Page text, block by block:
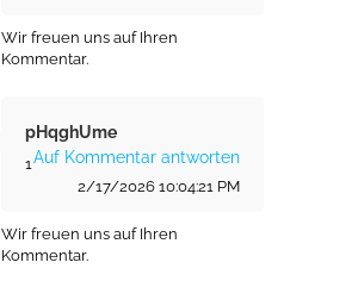
Wir freuen uns auf Ihren
Kommentar.
pHqghUme
Auf Kommentar antworten
1
2/17/2026 10:04:21 PM
Wir freuen uns auf Ihren
Kommentar.